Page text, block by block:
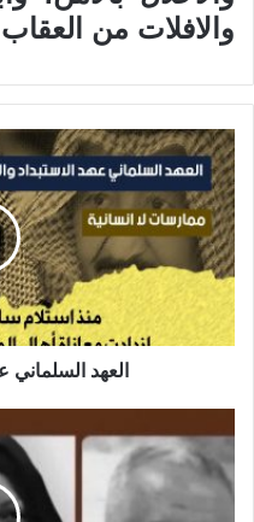
والافلات من العقاب
العهد السلماني